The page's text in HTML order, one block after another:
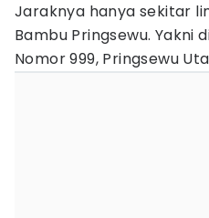
Jaraknya hanya sekitar
Bambu Pringsewu. Yakni
Nomor 999, Pringsewu